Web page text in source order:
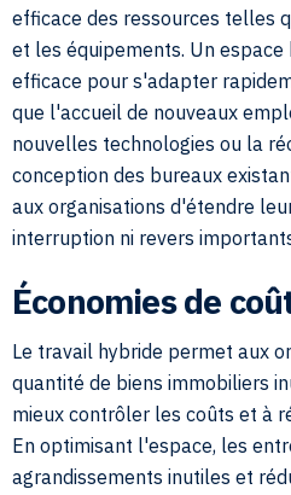
efficace des ressources telles
et les équipements. Un
efficace pour s'adapter
que l'accueil de nouveaux
nouvelles technologies ou la
conception des bureaux
aux organisations d'étendre
interruption ni revers
Économies de
Le travail hybride permet aux
quantité de biens immobiliers
mieux contrôler les coûts et à
En optimisant l'espace, les
agrandissements inutiles et